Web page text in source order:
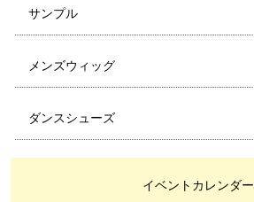
サンプル
メンズウィッグ
ダンスシューズ
イベントカレンダー